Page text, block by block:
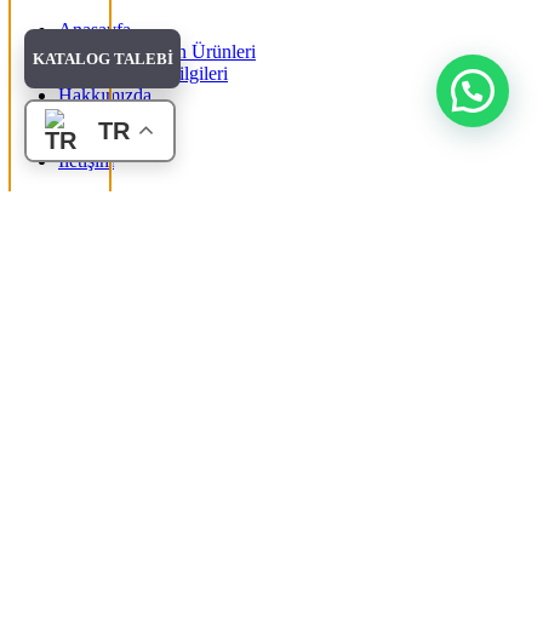
Anasayfa
Tüm Promosyon Ürünleri
Banka Hesap Bilgileri
Hakkımızda
Blog
Katalog Talebi
İletişim
TR
KATALOG TALEBİ